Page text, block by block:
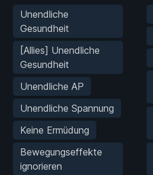
Unendliche
Gesundheit
[Allies] Unendliche
Gesundheit
Unendliche AP
Unendliche Spannung
Keine Ermüdung
Bewegungseffekte
ignorieren